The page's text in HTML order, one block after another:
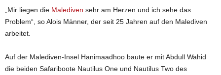
„Mir liegen die Malediven sehr am Herzen und ich sehe das
Problem“, so Alois Männer, der seit 25 Jahren auf den Malediven
arbeitet.
Auf der Malediven-Insel Hanimaadhoo baute er mit Abdull Wahid
die beiden Safariboote Nautilus One und Nautilus Two des